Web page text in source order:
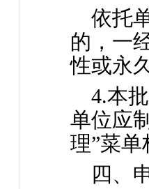
依托
的，一
性或永
4.本
单位应
理”菜
四、